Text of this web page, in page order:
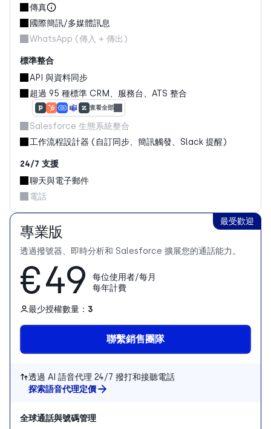
傳真
國際簡訊/多媒體訊息
WhatsApp (傳入 + 傳出)
標準整合
API 與資料同步
超過 95 種標準 CRM、服務台、ATS 整合
查看全部
Salesforce 生態系統整合
工作流程設計器 (自訂同步、簡訊觸發、Slack 提醒)
24/7 支援
聊天與電子郵件
電話
專業版
透過撥號器、即時分析和 Salesforce 擴展您的通話能力。
€49
每位使用者/每月
每年計費
最少授權數量： 3
聯繫銷售團隊
最受歡迎
透過 AI 語音代理 24/7 撥打和接聽電話
探索語音代理定價
全球通話與號碼管理